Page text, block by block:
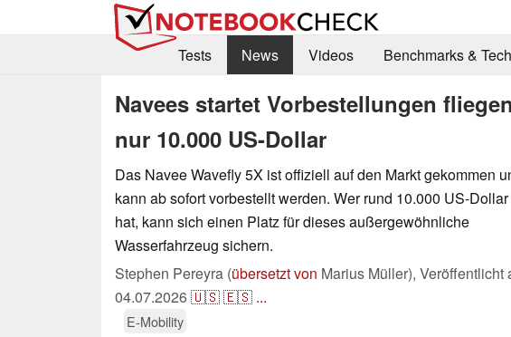
Tests
News Videos Benchmarks & Tech
Navees startet Vorbestellungen
nur 10.000 US-Dollar
Das Navee Wavefly 5X ist offiziell auf den Markt gekommen
kann ab sofort vorbestellt werden. Wer rund 10.000 US-
hat, kann sich einen Platz für dieses außergewöhnliche
Wasserfahrzeug sichern.
Stephen Pereyra (übersetzt von Marius Müller), Veröffentlicht
04.07.2026🇺🇸🇪🇸 ...
E-Mobility